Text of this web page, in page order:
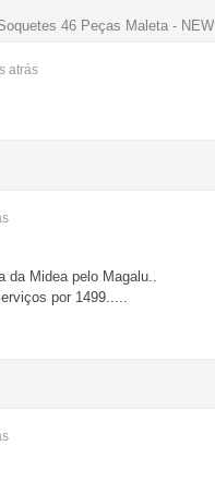
46 Peças Maleta - NEW
atrás
Midea pelo Magalu..
por 1499.....